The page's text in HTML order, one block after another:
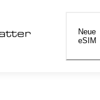
Neue
eSIM